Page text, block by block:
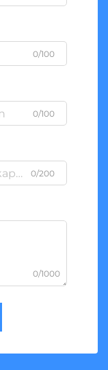
0/100
0/100
0/200
0/1000